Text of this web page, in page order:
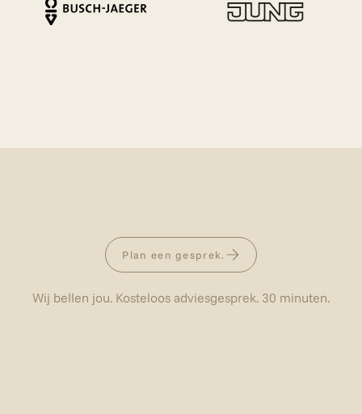
Plan een gesprek.
Wij bellen jou. Kosteloos adviesgesprek. 30 minuten.